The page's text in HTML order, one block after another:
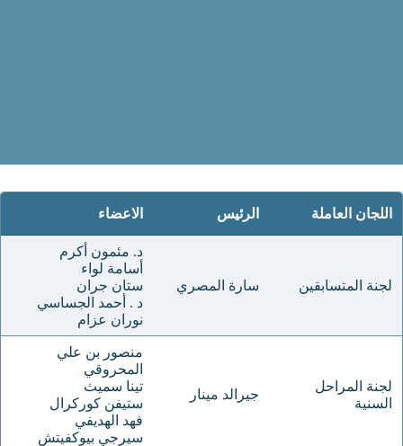
اللجان العاملة الرئيس الاعضاء
لجنة المتسابقين سارة المصري
د. مئمون أكرم
أسامة لواء
ستان جران
د . أحمد الجساسي
نوران عزام
لجنة المراحل
السنية
جيرالد مينار
منصور بن علي
المحروقي
تينا سميث
ستيفن كوركرال
فهد الهديفي
سيرجيٍ بيوكفيتش